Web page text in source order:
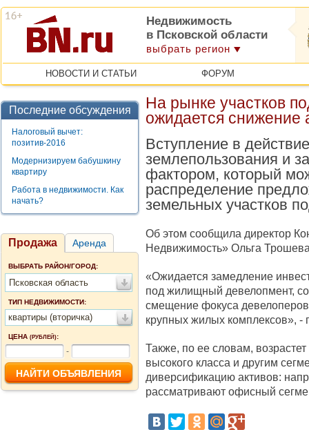
Недвижимость
в Псковской области
выбрать регион
НОВОСТИ И СТАТЬИ ФОРУМ
Последние обсуждения
Налоговый вычет:
позитив-2016
Модернизируем бабушкину
квартиру
Работа в недвижимости. Как
начать?
Продажа Аренда
ВЫБРАТЬ РАЙОН/ГОРОД:
Псковская область
ТИП НЕДВИЖИМОСТИ:
квартиры (вторичка)
ЦЕНА (РУБЛЕЙ):
-
На рынке участков
ожидается снижение
Вступление в
землепользования и
фактором, который
распределение
земельных участков
Об этом сообщила директор
Недвижимость» Ольга
«Ожидается замедление
под жилищный девелопмент,
смещение фокуса
крупных жилых комплексов», -
Также, по ее словам,
высокого класса и другим
диверсификацию активов:
рассматривают офисный